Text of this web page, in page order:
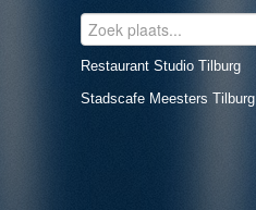
Restaurant Studio Tilburg
Stadscafe Meesters Tilburg